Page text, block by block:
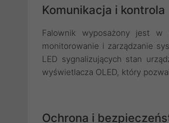
Komunikacja i kontrola
Falownik wyposażony jest w
monitorowanie i zarządzanie
LED sygnalizujących stan
wyświetlacza OLED, który
Ochrona i